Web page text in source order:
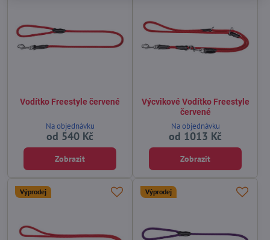
Vodítko Freestyle červené
Na objednávku
od 540 Kč
Zobrazit
Výcvikové Vodítko Freestyle
červené
Na objednávku
od 1013 Kč
Zobrazit
Výprodej Výprodej